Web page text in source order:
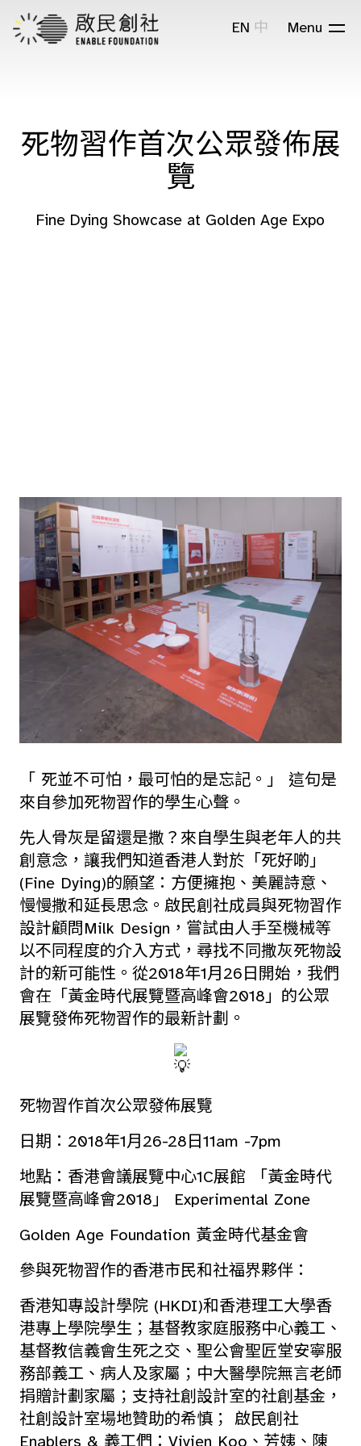
EN 中 Menu
死物習作首次公眾發佈展
覽
Fine Dying Showcase at Golden Age Expo
「 死並不可怕，最可怕的是忘記。」 這句是
來自參加死物習作的學生心聲。
先人骨灰是留還是撒？來自學生與老年人的共
創意念，讓我們知道香港人對於「死好啲」
(Fine Dying)的願望：方便擁抱、美麗詩意、
慢慢撒和延長思念。啟民創社成員與死物習作
設計顧問Milk Design，嘗試由人手至機械等
以不同程度的介入方式，尋找不同撒灰死物設
計的新可能性。從2018年1月26日開始，我們
會在「黃金時代展覽暨高峰會2018」的公眾
展覽發佈死物習作的最新計劃。
死物習作首次公眾發佈展覽
日期：2018年1月26-28日11am -7pm
地點：香港會議展覽中心1C展館 「黃金時代
展覽暨高峰會2018」 Experimental Zone
Golden Age Foundation 黃金時代基金會
參與死物習作的香港市民和社福界夥伴：
香港知專設計學院 (HKDI)和香港理工大學香
港專上學院學生；基督教家庭服務中心義工、
基督教信義會生死之交、聖公會聖匠堂安寧服
務部義工、病人及家屬；中大醫學院無言老師
捐贈計劃家屬；支持社創設計室的社創基金，
社創設計室場地贊助的希慎； 啟民創社
Enablers & 義工們：Vivien Koo、芳姨、陳